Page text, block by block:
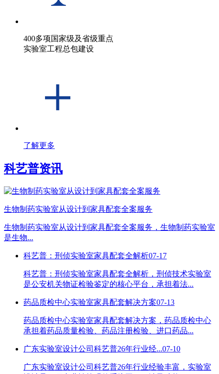
400多项国家级及省级重点
实验室工程总包建设
了解更多
科艺普资讯
生物制药实验室从设计到家具配套全案服务
生物制药实验室从设计到家具配套全案服务，生物制药实验室
是生物...
科艺普：刑侦实验室家具配套全解析07-17
科艺普：刑侦实验室家具配套全解析，刑侦技术实验室
是公安机关物证检验鉴定的核心平台，承担着法...
药品质检中心实验室家具配套解决方案07-13
药品质检中心实验室家具配套解决方案，药品质检中心
承担着药品质量检验、药品注册检验、进口药品...
广东实验室设计公司科艺普26年行业经...07-10
广东实验室设计公司科艺普26年行业经验丰富，实验室